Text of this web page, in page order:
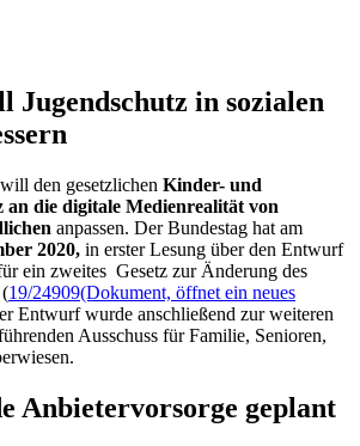
Jugend­schutz in sozialen
den gesetzlichen Kinder- und
an die digitale Medienrealität von
anpassen. Der Bundestag hat am
2020, in erster Lesung über den Entwurf
ein zweites Gesetz zur Änderung des
19/24909(Dokument, öffnet ein neues
Entwurf wurde anschließend zur weiteren
Ausschuss für Familie, Senioren,
Anbietervorsorge geplant